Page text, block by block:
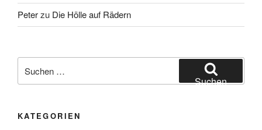
Peterzu Die Hölle auf Rädern
nach:
Suchen
KATEGORIEN